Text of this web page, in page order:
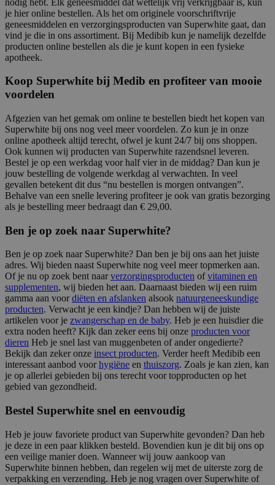
je hier online bestellen. Als het om originele voorschriftvrije
geneesmiddelen en verzorgingsproducten van Superwhite gaat, dan
vind je die in ons assortiment. Bij Medibib kun je namelijk dezelfde
producten online bestellen als die je kunt kopen in een fysieke
apotheek.
Koop Superwhite bij Medib en profiteer van mooie
voordelen
Afgezien van het gemak om online te bestellen biedt het kopen van
Superwhite bij ons nog veel meer voordelen. Zo kun je in onze
online apotheek altijd terecht, ofwel je kunt 24/7 bij ons shoppen.
Ook kunnen wij producten van Superwhite razendsnel leveren.
Bestel je op een werkdag voor half vier in de middag? Dan kun je
jouw bestelling de volgende werkdag al verwachten. In veel
gevallen betekent dit dus “nu bestellen is morgen ontvangen”.
Behalve van een snelle levering profiteer je ook van gratis bezorging
als je bestelling meer bedraagt dan € 29,00.
Ben je op zoek naar Superwhite?
Ben je op zoek naar Superwhite? Dan ben je bij ons aan het juiste
adres. Wij bieden naast Superwhite nog veel meer topmerken aan.
Of je nu op zoek bent naarverzorgingsproducten ofvitaminen en
supplementen, wij bieden het aan. Daarnaast bieden wij een ruim
gamma aan voordiëten en afslanken alsook natuurgeneeskundige
producten. Verwacht je een kindje? Dan hebben wij de juiste
artikelen voor je zwangerschap en de baby. Heb je een huisdier die
extra noden heeft? Kijk dan zeker eens bij onze producten voor
dieren Heb je snel last van muggenbeten of ander ongedierte?
Bekijk dan zeker onze insect producten. Verder heeft Medibib een
interessant aanbod voorhygiëne en thuiszorg. Zoals je kan zien, kan
je op allerlei gebieden bij ons terecht voor topproducten op het
gebied van gezondheid.
Bestel Superwhite snel en eenvoudig
Heb je jouw favoriete product van Superwhite gevonden? Dan heb
je deze in een paar klikken besteld. Bovendien kun je dit bij ons op
een veilige manier doen. Wanneer wij jouw aankoop van
Superwhite binnen hebben, dan regelen wij met de uiterste zorg de
verpakking en verzending. Heb je nog vragen over Superwhite of